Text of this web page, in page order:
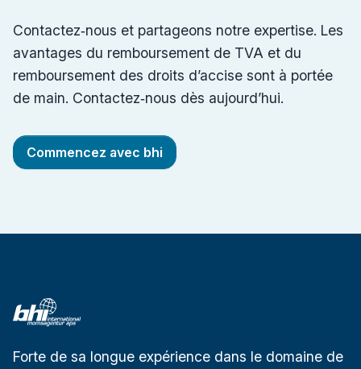
Contactez‑nous et partageons notre expertise. Les
avantages du remboursement de TVA et du
remboursement des droits d’accise sont à portée
de main. Contactez‑nous dès aujourd’hui.
Commencez avec bhi
Forte de sa longue expérience dans le domaine de